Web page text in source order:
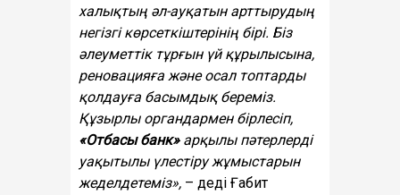
халықтың әл-ауқатын арттырудың
негізгі көрсеткіштерінің бірі. Біз
әлеуметтік тұрғын үй құрылысына,
реновацияға және осал топтарды
қолдауға басымдық береміз.
Құзырлы органдармен бірлесіп,
«Отбасы банк»арқылы пәтерлерді
уақытылы үлестіру жұмыстарын
жеделдетеміз», – деді Ғабит